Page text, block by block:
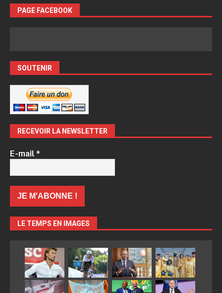
PAGE FACEBOOK
SOUTENIR
RECEVOIR LA NEWSLETTER
E-mail*
LE TEMPS EN IMAGES